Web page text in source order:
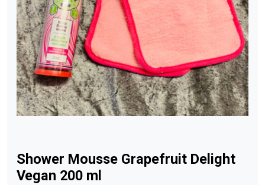
Shower Mousse Grapefruit Delight
Vegan 200 ml